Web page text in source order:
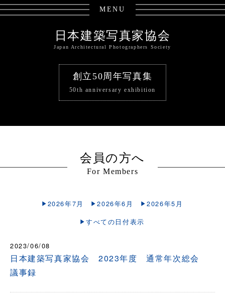
MENU
日本建築写真家協会
Japan Architectural Photographers Society
創立50周年写真集
50th anniversary exhibition
会員の方へ
For Members
2026年7月 2026年6月
2026年5月
すべての日付表示
2023/06/08
日本建築写真家協会 2023年度 通常年次総会
議事録